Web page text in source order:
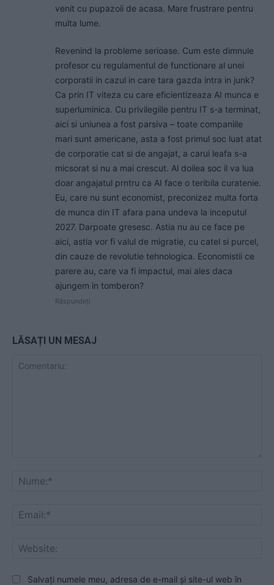
venit cu pupazoii de acasa. Mare frustrare pentru
multa lume.
Revenind la probleme serioase. Cum este dimnule
profesor cu regulamentul de functionare al unei
corporatii in cazul in care tara gazda intra in junk?
Ca prin IT viteza cu care eficientizeaza AI munca e
superluminica. Cu privilegiile pentru IT s-a terminat,
aici si uniunea a fost parsiva – toate companiile
mari sunt americane, asta a fost primul soc luat atat
de corporatie cat si de angajat, a carui leafa s-a
micsorat si nu a mai crescut. Al doilea soc il va lua
doar angajatul prntru ca AI face o teribila curatenie.
Eu, care nu sunt economist, preconizez multa forta
de munca din IT afara pana undeva la inceputul
2027. Darpoate gresesc. Astia nu au ce face pe
aici, astia vor fi valul de migratie, cu catel si purcel,
din cauze de revolutie tehnologica. Economistii ce
parere au, care va fi impactul, mai ales daca
ajungem in tomberon?
Răspundeți
LĂSAȚI UN MESAJ
Salvați numele meu, adresa de e-mail și site-ul web în